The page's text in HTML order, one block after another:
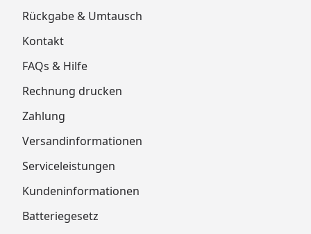
Rückgabe & Umtausch
Kontakt
FAQs & Hilfe
Rechnung drucken
Zahlung
Versandinformationen
Serviceleistungen
Kundeninformationen
Batteriegesetz